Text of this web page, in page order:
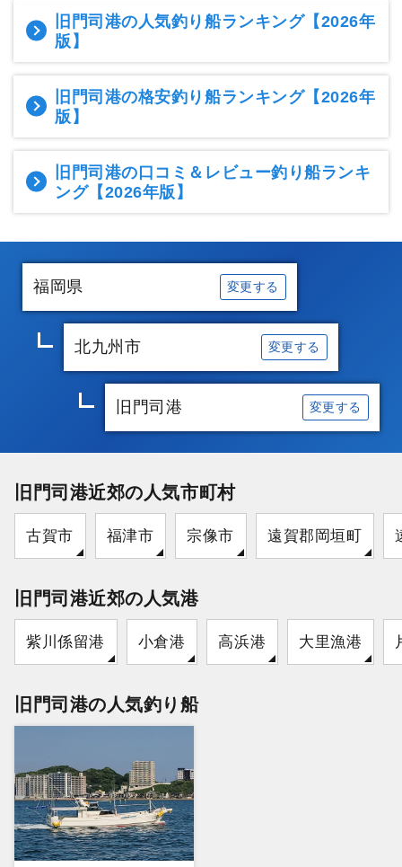
旧門司港の人気釣り船ランキング【2026年
版】
旧門司港の格安釣り船ランキング【2026年
版】
旧門司港の口コミ＆レビュー釣り船ランキ
ング【2026年版】
福岡県 変更する
北九州市 変更する
旧門司港 変更する
旧門司港近郊の人気市町村
古賀市 福津市 宗像市 遠賀郡岡垣町
旧門司港近郊の人気港
紫川係留港 小倉港 高浜港 大里漁港
旧門司港の人気釣り船